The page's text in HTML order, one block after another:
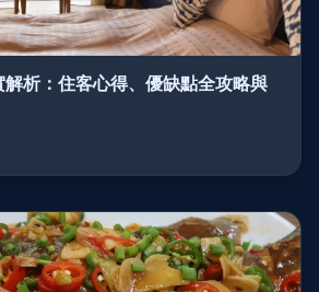
析：住客心得、優缺點全攻略與